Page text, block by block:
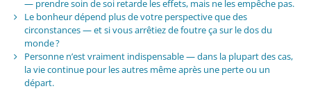
— prendre soin de soi retarde les effets, mais ne les empêche pas.
Le bonheur dépend plus de votre perspective que des
circonstances — et si vous arrêtiez de foutre ça sur le dos du
monde ?
Personne n’est vraiment indispensable — dans la plupart des cas,
la vie continue pour les autres même après une perte ou un
départ.